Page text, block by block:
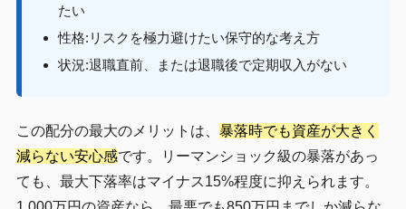
たい
性格:リスクを極力避けたい保守的な考え方
状況:退職直前、または退職後で定期収入がない
この配分の最大のメリットは、 暴落時でも資産が大きく
減らない安心感です。リーマンショック級の暴落があっ
ても、最大下落率はマイナス15%程度に抑えられます。